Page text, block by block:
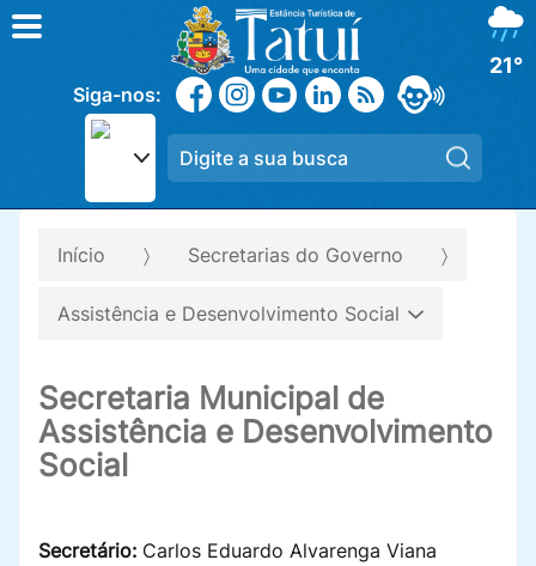
21°
Siga-nos:
Início Secretarias do Governo
Assistência e Desenvolvimento Social
Secretaria Municipal de
Assistência e Desenvolvimento
Social
Secretário: Carlos Eduardo Alvarenga Viana